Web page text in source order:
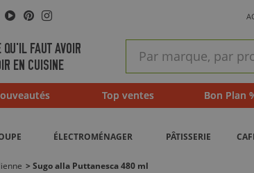
YouTube
Pinterest
Instagram
QU'IL FAUT AVOIR
EN CUISINE
rapide
Top ventes Bon Plan
ÉLECTROMÉNAGER PÂTISSERIE
> Sugo alla Puttanesca 480 ml